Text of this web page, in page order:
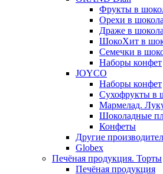
Фрукты в
Орехи в
Драже в
ШокоХит в
Семечки в
Наборы конфет
JOYCO
Наборы конфет
Сухофрукты в
Мармелад.
Шоколадные
Конфеты
Другие
Globex
Печёная продукция. Торты
Печёная продукция